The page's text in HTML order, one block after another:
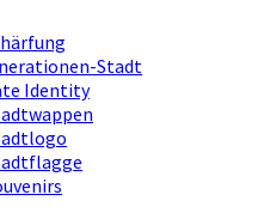
Stadt
Identity